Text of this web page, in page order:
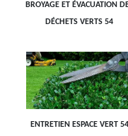
BROYAGE ET ÉVACUATION
DÉCHETS VERTS 54
ENTRETIEN ESPACE VERT 54